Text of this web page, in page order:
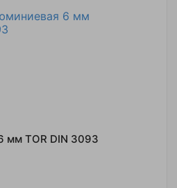
мм TOR DIN 3093